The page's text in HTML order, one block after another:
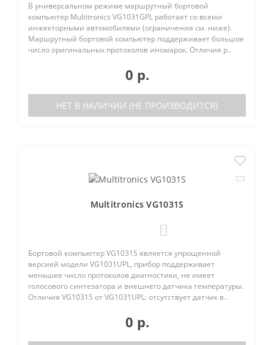
В универсальном режиме маршрутный бортовой
компьютер Multitronics VG1031GPL работает со всеми
инжекторными автомобилями (ограничения см. ниже).
Маршрутный бортовой компьютер поддерживает большое
число оригинальных протоколов иномарок. Отличия р..
0 р.
НЕТ В НАЛИЧИИ (НЕ ПРОИЗВОДИТСЯ)
Multitronics VG1031S
Бортовой компьютер VG1031S является упрощенной
версией модели VG1031UPL, прибор поддерживает
меньшее число протоколов диагностики, не имеет
голосового синтезатора и внешнего датчика температуры.
Отличия VG1031S от VG1031UPL: отсутствует датчик в..
0 р.